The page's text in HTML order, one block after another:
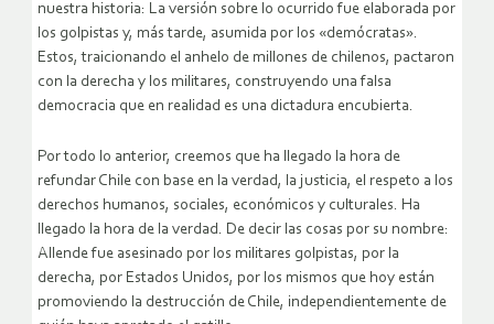
nuestra historia: La versión sobre lo ocurrido fue elaborada por
los golpistas y, más tarde, asumida por los «demócratas».
Estos, traicionando el anhelo de millones de chilenos, pactaron
con la derecha y los militares, construyendo una falsa
democracia que en realidad es una dictadura encubierta.
Por todo lo anterior, creemos que ha llegado la hora de
refundar Chile con base en la verdad, la justicia, el respeto a los
derechos humanos, sociales, económicos y culturales. Ha
llegado la hora de la verdad. De decir las cosas por su nombre:
Allende fue asesinado por los militares golpistas, por la
derecha, por Estados Unidos, por los mismos que hoy están
promoviendo la destrucción de Chile, independientemente de